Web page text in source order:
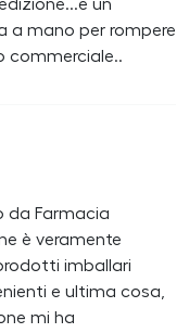
un
a mano per rompere
commerciale..
da Farmacia
è veramente
imballari
e ultima cosa,
mi ha